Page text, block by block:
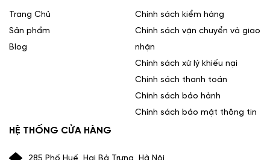
Trang Chủ
Sản phẩm
Blog
Chính sách kiểm hàng
Chính sách vận chuyển và giao
nhận
Chính sách xử lý khiếu nại
Chính sách thanh toán
Chính sách bảo hành
Chính sách bảo mật thông tin
HỆ THỐNG CỬA HÀNG